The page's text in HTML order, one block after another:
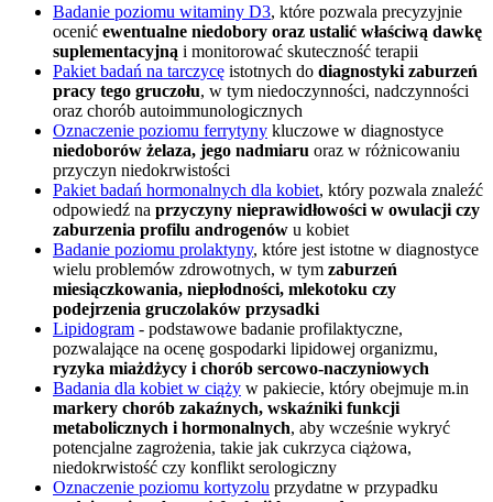
Badanie poziomu witaminy D3, które pozwala precyzyjnie
ocenić ewentualne niedobory oraz ustalić właściwą dawkę
suplementacyjną i monitorować skuteczność terapii
Pakiet badań na tarczycę istotnych do diagnostyki zaburzeń
pracy tego gruczołu, w tym niedoczynności, nadczynności
oraz chorób autoimmunologicznych
Oznaczenie poziomu ferrytyny kluczowe w diagnostyce
niedoborów żelaza, jego nadmiaru oraz w różnicowaniu
przyczyn niedokrwistości
Pakiet badań hormonalnych dla kobiet, który pozwala znaleźć
odpowiedź na przyczyny nieprawidłowości w owulacji czy
zaburzenia profilu androgenów u kobiet
Badanie poziomu prolaktyny, które jest istotne w diagnostyce
wielu problemów zdrowotnych, w tym zaburzeń
miesiączkowania, niepłodności, mlekotoku czy
podejrzenia gruczolaków przysadki
Lipidogram - podstawowe badanie profilaktyczne,
pozwalające na ocenę gospodarki lipidowej organizmu,
ryzyka miażdżycy i chorób sercowo-naczyniowych
Badania dla kobiet w ciąży w pakiecie, który obejmuje m.in
markery chorób zakaźnych, wskaźniki funkcji
metabolicznych i hormonalnych, aby wcześnie wykryć
potencjalne zagrożenia, takie jak cukrzyca ciążowa,
niedokrwistość czy konflikt serologiczny
Oznaczenie poziomu kortyzolu przydatne w przypadku